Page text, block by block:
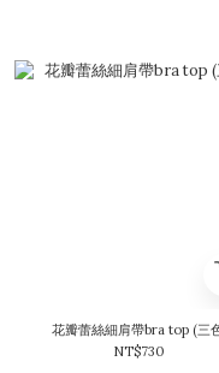
花瓣蕾絲細肩帶bra top (三
NT$730